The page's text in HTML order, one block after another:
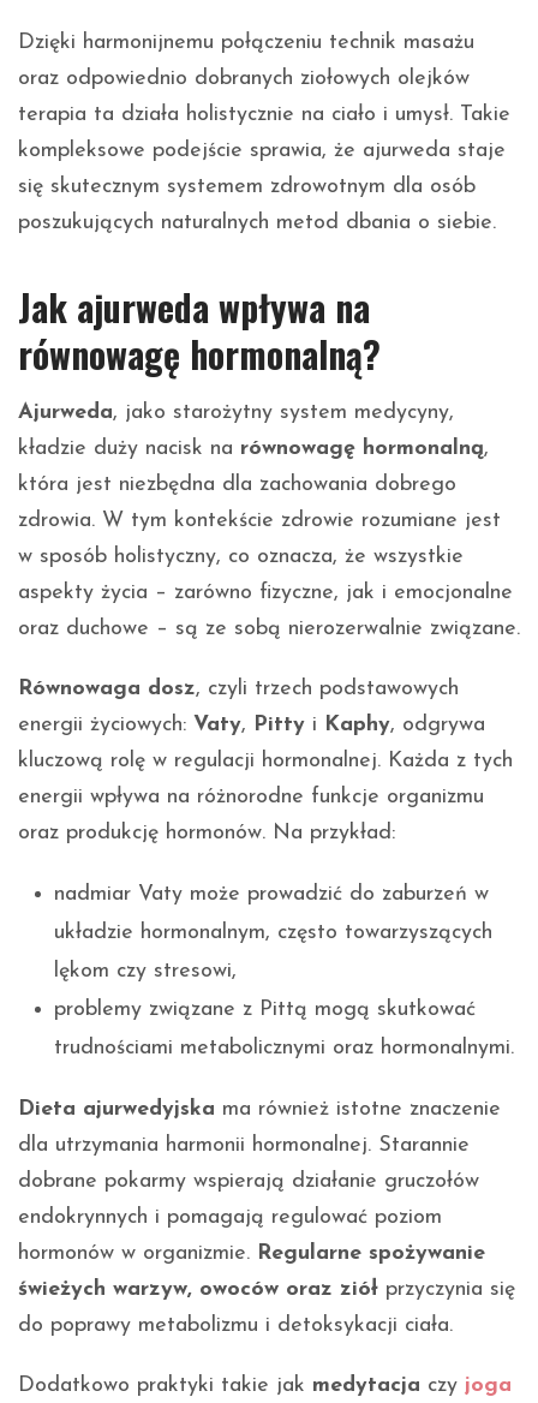
Dzięki harmonijnemu połączeniu technik masażu
oraz odpowiednio dobranych ziołowych olejków
terapia ta działa holistycznie na ciało i umysł. Takie
kompleksowe podejście sprawia, że ajurweda staje
się skutecznym systemem zdrowotnym dla osób
poszukujących naturalnych metod dbania o siebie.
Jak ajurweda wpływa na
równowagę hormonalną?
Ajurweda, jako starożytny system medycyny,
kładzie duży nacisk na równowagę hormonalną,
która jest niezbędna dla zachowania dobrego
zdrowia. W tym kontekście zdrowie rozumiane jest
w sposób holistyczny, co oznacza, że wszystkie
aspekty życia – zarówno fizyczne, jak i emocjonalne
oraz duchowe – są ze sobą nierozerwalnie związane.
Równowaga dosz, czyli trzech podstawowych
energii życiowych: Vaty, Pitty i Kaphy, odgrywa
kluczową rolę w regulacji hormonalnej. Każda z tych
energii wpływa na różnorodne funkcje organizmu
oraz produkcję hormonów. Na przykład:
nadmiar Vaty może prowadzić do zaburzeń w
układzie hormonalnym, często towarzyszących
lękom czy stresowi,
problemy związane z Pittą mogą skutkować
trudnościami metabolicznymi oraz hormonalnymi.
Dieta ajurwedyjska ma również istotne znaczenie
dla utrzymania harmonii hormonalnej. Starannie
dobrane pokarmy wspierają działanie gruczołów
endokrynnych i pomagają regulować poziom
hormonów w organizmie. Regularne spożywanie
świeżych warzyw, owoców oraz ziół przyczynia się
do poprawy metabolizmu i detoksykacji ciała.
Dodatkowo praktyki takie jak medytacja czy joga